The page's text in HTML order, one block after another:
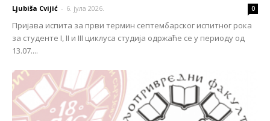
Ljubiša Cvijić - 6. јула 2026. 0
Пријава испита за први термин септембарског испитног рока
за студенте I, II и III циклуса студија одржаће се у периоду од
13.07....